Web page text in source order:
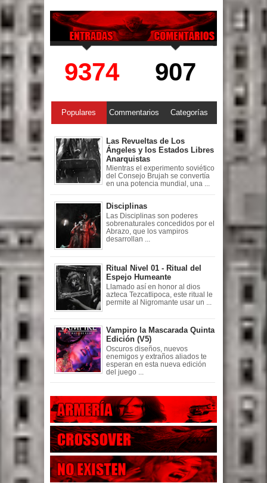
9374 907
Populares Commentarios Categorías
Las Revueltas de Los
Ángeles y los Estados Libres
Anarquistas
Mientras el experimento soviético
del Consejo Brujah se convertía
en una potencia mundial, una ...
Disciplinas
Las Disciplinas son poderes
sobrenaturales concedidos por el
Abrazo, que los vampiros
desarrollan ...
Ritual Nivel 01 - Ritual del
Espejo Humeante
Llamado así en honor al dios
azteca Tezcatlipoca, este ritual le
permite al Nigromante usar un ...
Vampiro la Mascarada Quinta
Edición (V5)
Oscuros diseños, nuevos
enemigos y extraños aliados te
esperan en esta nueva edición
del juego ...